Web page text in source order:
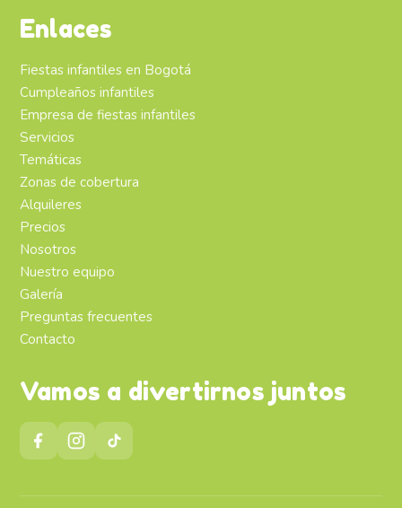
Enlaces
Fiestas infantiles en Bogotá
Cumpleaños infantiles
Empresa de fiestas infantiles
Servicios
Temáticas
Zonas de cobertura
Alquileres
Precios
Nosotros
Nuestro equipo
Galería
Preguntas frecuentes
Contacto
Vamos a divertirnos juntos